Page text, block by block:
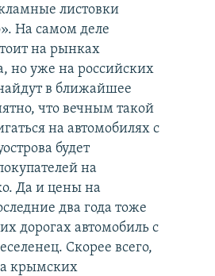
листовки
На самом деле
на рынках
но уже на российских
в ближайшее
что вечным такой
на автомобилях с
будет
на
Да и цены на
два года тоже
дорогах автомобиль с
Скорее всего,
крымских